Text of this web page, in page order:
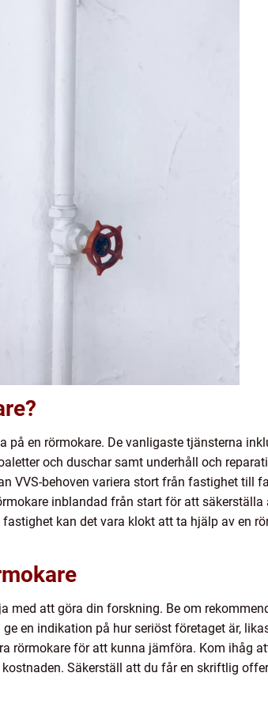
en rörmokare. De vanligaste tjänsterna
och duschar samt underhåll och
VVS-behoven variera stort från fastighet till
inblandad från start för att
kan det vara klokt att ta hjälp av en
med att göra din forskning. Be om
en indikation på hur seriöst företaget är,
rörmokare för att kunna jämföra. Kom ihåg
Säkerställ att du får en skriftlig